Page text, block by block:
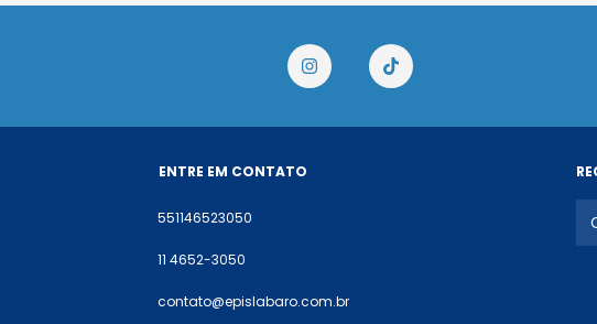
ENTRE EM CONTATO
551146523050
11 4652-3050
contato@epislabaro.com.br